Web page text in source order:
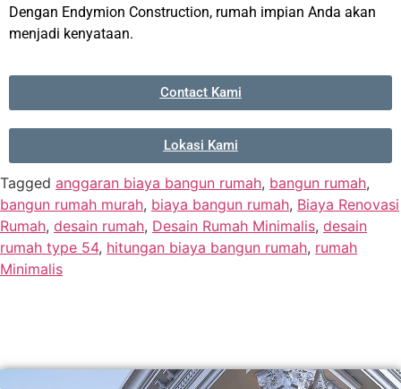
Dengan Endymion Construction, rumah impian Anda akan
menjadi kenyataan.
Contact Kami
Lokasi Kami
Tagged anggaran biaya bangun rumah, bangun rumah,
bangun rumah murah, biaya bangun rumah, Biaya Renovasi
Rumah, desain rumah, Desain Rumah Minimalis, desain
rumah type 54, hitungan biaya bangun rumah, rumah
Minimalis